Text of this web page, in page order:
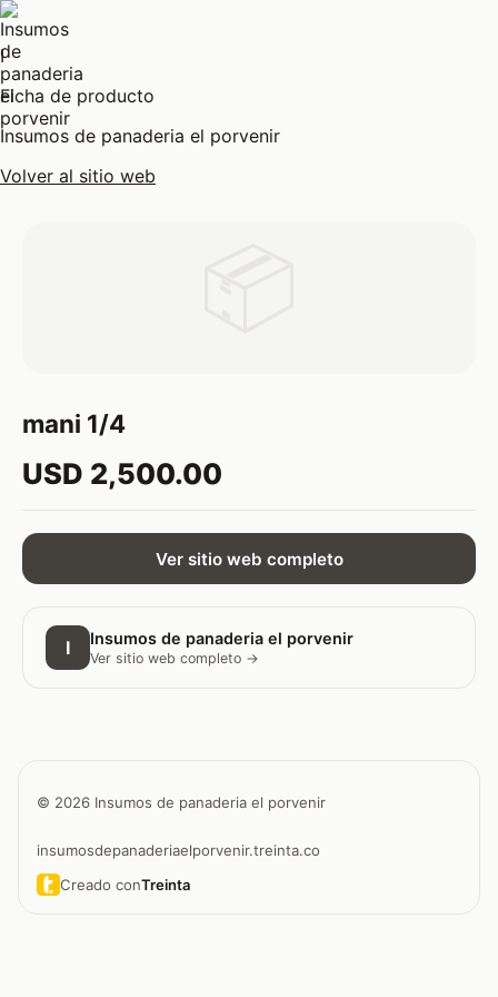
I
Ficha de producto
Insumos de panaderia el porvenir
Volver al sitio web
mani 1/4
USD 2,500.00
Ver sitio web completo
I Insumos de panaderia el porvenir
Ver sitio web completo →
© 2026 Insumos de panaderia el porvenir
insumosdepanaderiaelporvenir.treinta.co
Creado conTreinta